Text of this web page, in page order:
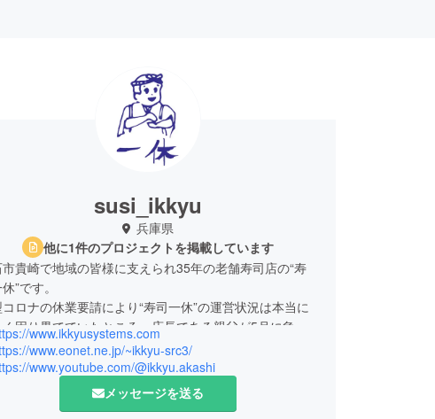
susi_ikkyu
兵庫県
他に1件のプロジェクトを掲載しています
市貴崎で地域の皆様に支えられ35年の老舗寿司店の“寿
”です。
ロナの休業要請により“寿司一休”の運営状況は本当に
困り果てていたところ、店長である親父が5月に急逝
た。泣きっ面に蜂でしたが、店舗での飲食が提供出来
であればネットショッピングで何かできないかと考え
たところ、父の遺品の中にレシピノートを発見しまし
そこで、店長自家製の調味料を瓶詰めにして販売、その
www.ikkyusystems.com
www.eonet.ne.jp/~ikkyu-src3/
www.youtube.com/@ikkyu.akashi
メッセージを送る